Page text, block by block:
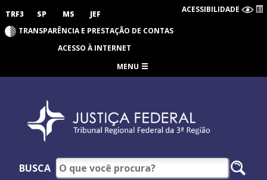
TRF3 SP MS JEF ACESSIBILIDADE
TRANSPARÊNCIA E PRESTAÇÃO DE CONTAS
ACESSO À INTERNET
MENU
BUSCA